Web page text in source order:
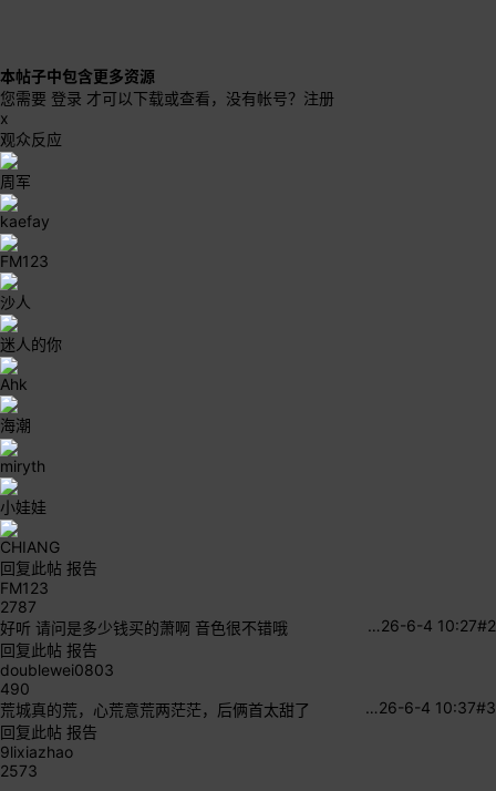
本帖子中包含更多资源
您需要 登录 才可以下载或查看，没有帐号？ 注册
x
观众反应
周军
kaefay
FM123
沙人
迷人的你
Ahk
海潮
miryth
小娃娃
CHIANG
回复此帖 报告
FM123
2787
#2
26-6-4 10:27
…
好听 请问是多少钱买的萧啊 音色很不错哦
回复此帖 报告
doublewei0803
490
#3
26-6-4 10:37
…
荒城真的荒，心荒意荒两茫茫，后俩首太甜了
回复此帖 报告
9lixiazhao
2573